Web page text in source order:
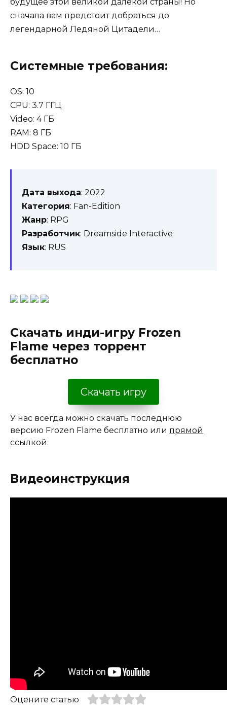
сначала вам предстоит добраться до
легендарной Ледяной Цитадели…
Системные требования:
OS: 10
CPU: 3.7 ГГЦ
Video: 4 ГБ
RAM: 8 ГБ
HDD Space: 10 ГБ
Дата выхода: 2022
Категория: Fan-Edition
Жанр: RPG
Разработчик: Dreamside Interactive
Язык: RUS
Скачать инди-игру Frozen
Flame через торрент
бесплатно
Скачать игру
У нас всегда можно скачать последнюю
версию Frozen Flame бесплатно или прямой
ссылкой.
Видеоинструкция
Оцените статью